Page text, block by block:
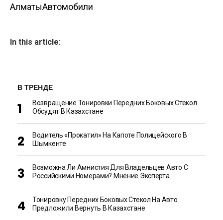
АлматыАвтомобили
In this article:
В ТРЕНДЕ
Возвращение Тонировки Передних Боковых Стекол
Обсудят В Казахстане
Водитель «прокатил» На Капоте Полицейского В
Шымкенте
Возможна Ли Амнистия Для Владельцев Авто С
Российскими Номерами? Мнение Эксперта
Тонировку Передних Боковых Стекол На Авто
Предложили Вернуть В Казахстане